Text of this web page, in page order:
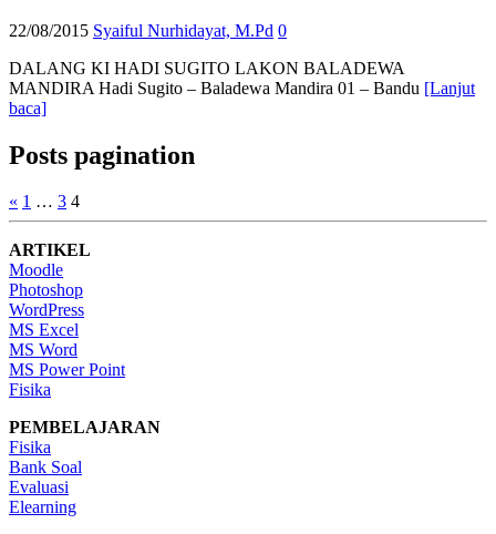
22/08/2015 Syaiful Nurhidayat, M.Pd 0
DALANG KI HADI SUGITO LAKON BALADEWA
MANDIRA Hadi Sugito – Baladewa Mandira 01 – Bandu [Lanjut
baca]
Posts pagination
« 1 … 3 4
ARTIKEL
Moodle
Photoshop
WordPress
MS Excel
MS Word
MS Power Point
Fisika
PEMBELAJARAN
Fisika
Bank Soal
Evaluasi
Elearning